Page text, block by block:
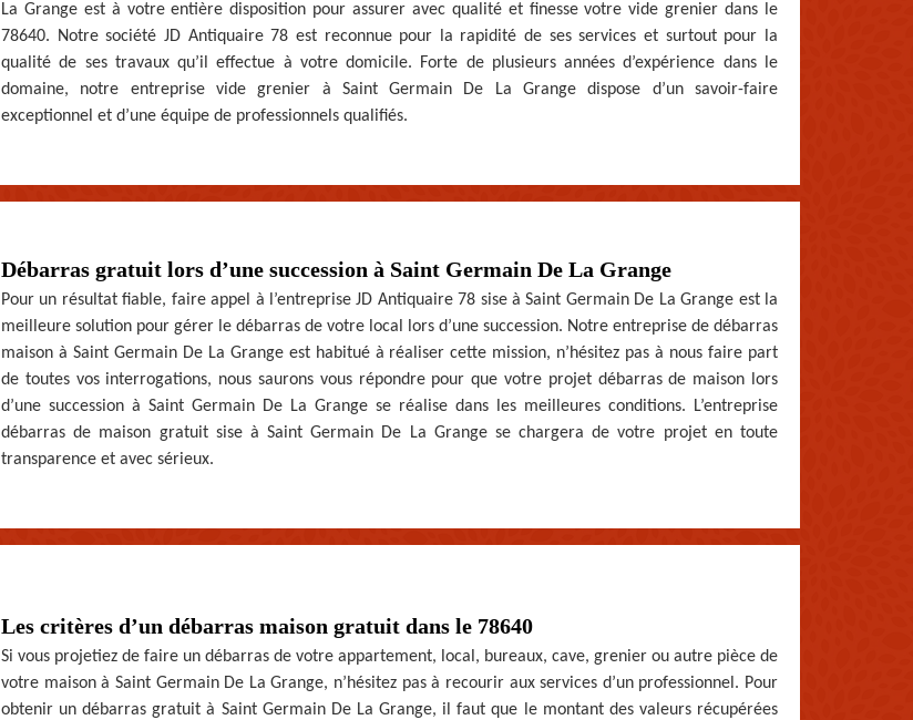
La Grange est à votre entière disposition pour assurer avec qualité et finesse votre vide grenier dans le
78640. Notre société JD Antiquaire 78 est reconnue pour la rapidité de ses services et surtout pour la
qualité de ses travaux qu’il effectue à votre domicile. Forte de plusieurs années d’expérience dans le
domaine, notre entreprise vide grenier à Saint Germain De La Grange dispose d’un savoir-faire
exceptionnel et d’une équipe de professionnels qualifiés.
Débarras gratuit lors d’une succession à Saint Germain De La Grange
Pour un résultat fiable, faire appel à l’entreprise JD Antiquaire 78 sise à Saint Germain De La Grange est la
meilleure solution pour gérer le débarras de votre local lors d’une succession. Notre entreprise de débarras
maison à Saint Germain De La Grange est habitué à réaliser cette mission, n’hésitez pas à nous faire part
de toutes vos interrogations, nous saurons vous répondre pour que votre projet débarras de maison lors
d’une succession à Saint Germain De La Grange se réalise dans les meilleures conditions. L’entreprise
débarras de maison gratuit sise à Saint Germain De La Grange se chargera de votre projet en toute
transparence et avec sérieux.
Les critères d’un débarras maison gratuit dans le 78640
Si vous projetiez de faire un débarras de votre appartement, local, bureaux, cave, grenier ou autre pièce de
votre maison à Saint Germain De La Grange, n’hésitez pas à recourir aux services d’un professionnel. Pour
obtenir un débarras gratuit à Saint Germain De La Grange, il faut que le montant des valeurs récupérées